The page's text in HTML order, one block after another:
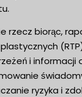
rzecz biorąc,
i informacji
ryzyka i